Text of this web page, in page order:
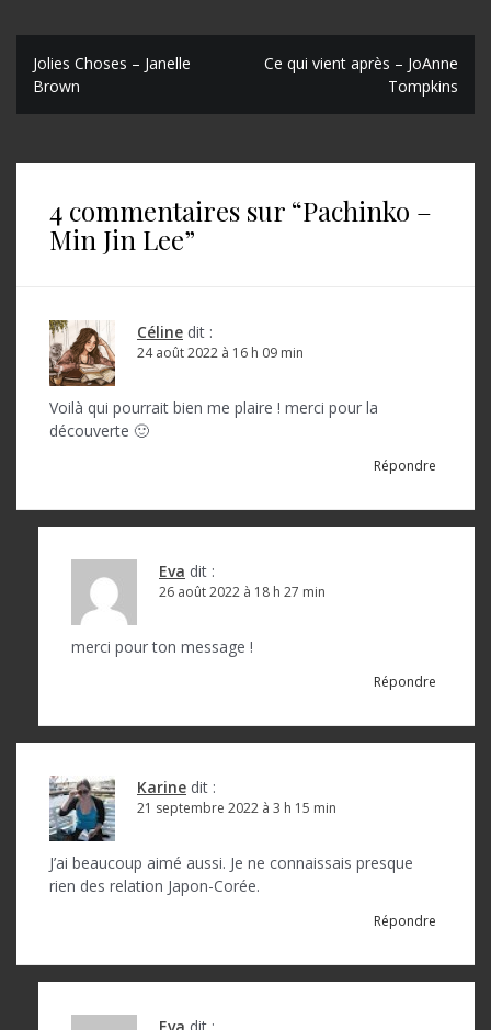
N
a
l
Jolies Choses – Janelle
Brown
Ce qui vient après – JoAnne
Tompkins
4 commentaires sur “Pachinko –
Min Jin Lee”
Céline dit :
24 août 2022 à 16 h 09 min
Voilà qui pourrait bien me plaire ! merci pour la
découverte 🙂
Répondre
Eva dit :
26 août 2022 à 18 h 27 min
merci pour ton message !
Répondre
Karine dit :
21 septembre 2022 à 3 h 15 min
J’ai beaucoup aimé aussi. Je ne connaissais presque
rien des relation Japon-Corée.
Répondre
Eva dit :